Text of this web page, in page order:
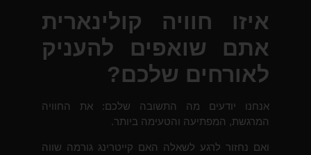
איזו חוויה קולינארית
אתם שואפים להעניק
לאורחים שלכם?
אנחנו יודעים מה התשובה שלכם: את החוויה
המרגשת, המפתיעה והטעימה ביותר.
ואם נחזור לרגע לשאלה האם קייטרינג גורמה שווה